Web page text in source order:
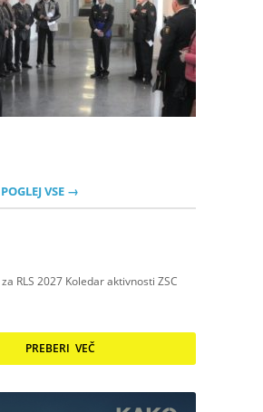
POGLEJ VSE →
RLS 2027 Koledar aktivnosti ZSC
PREBERI VEČ